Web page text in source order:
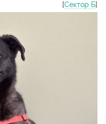
[Сектор Б]